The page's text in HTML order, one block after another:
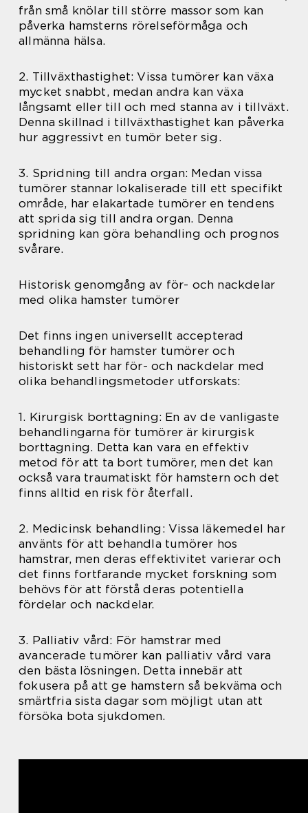
från små knölar till större massor som kan
påverka hamsterns rörelseförmåga och
allmänna hälsa.
2. Tillväxthastighet: Vissa tumörer kan växa
mycket snabbt, medan andra kan växa
långsamt eller till och med stanna av i tillväxt.
Denna skillnad i tillväxthastighet kan påverka
hur aggressivt en tumör beter sig.
3. Spridning till andra organ: Medan vissa
tumörer stannar lokaliserade till ett specifikt
område, har elakartade tumörer en tendens
att sprida sig till andra organ. Denna
spridning kan göra behandling och prognos
svårare.
Historisk genomgång av för- och nackdelar
med olika hamster tumörer
Det finns ingen universellt accepterad
behandling för hamster tumörer och
historiskt sett har för- och nackdelar med
olika behandlingsmetoder utforskats:
1. Kirurgisk borttagning: En av de vanligaste
behandlingarna för tumörer är kirurgisk
borttagning. Detta kan vara en effektiv
metod för att ta bort tumörer, men det kan
också vara traumatiskt för hamstern och det
finns alltid en risk för återfall.
2. Medicinsk behandling: Vissa läkemedel har
använts för att behandla tumörer hos
hamstrar, men deras effektivitet varierar och
det finns fortfarande mycket forskning som
behövs för att förstå deras potentiella
fördelar och nackdelar.
3. Palliativ vård: För hamstrar med
avancerade tumörer kan palliativ vård vara
den bästa lösningen. Detta innebär att
fokusera på att ge hamstern så bekväma och
smärtfria sista dagar som möjligt utan att
försöka bota sjukdomen.